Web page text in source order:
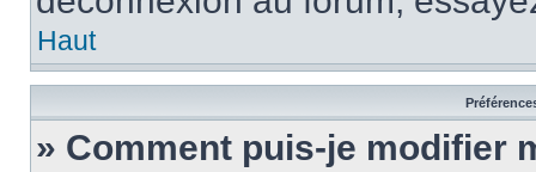
Haut
» Comment puis-je modifier